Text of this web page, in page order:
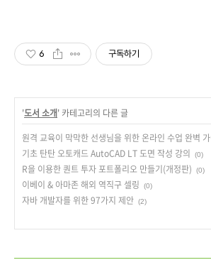
6 구독하기
'도서 소개' 카테고리의 다른 글
원격 교육이 막막한 선생님을 위한 온라인 수업 완벽
기초 탄탄 오토캐드 AutoCAD LT 도면 작성 강의 (0)
R을 이용한 퀀트 투자 포트폴리오 만들기(개정판) (0)
이베이 & 아마존 해외 역직구 셀링 (0)
자바 개발자를 위한 97가지 제안 (2)